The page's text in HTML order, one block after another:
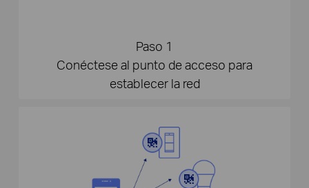
Paso 1
Conéctese al punto de acceso para
establecer la red